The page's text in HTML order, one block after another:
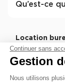
Qu’est-ce
Location
Location
Location
Continuer sans
Gestion
Nous utilisons